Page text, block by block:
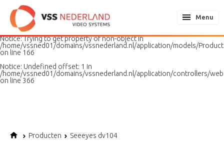
Notice: Undefined variable: page in
/home/vssned01/domains/vssnederland.nl/application/models/
on line
187
Notice: Trying to get property of non-object in
/home/vssned01/domains/vssnederland.nl/application/models/
on line 166
Notice: Undefined offset: 1 in
/home/vssned01/domains/vssnederland.nl/application/controllers/
on line 366
Menu
Producten Seeeyes dv104